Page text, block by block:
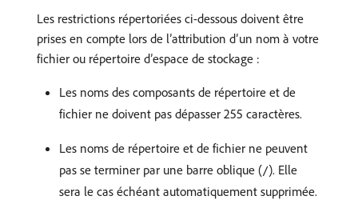
Les restrictions répertoriées ci-dessous doivent être
prises en compte lors de l’attribution d’un nom à votre
fichier ou répertoire d’espace de stockage :
Les noms des composants de répertoire et de
fichier ne doivent pas dépasser 255 caractères.
Les noms de répertoire et de fichier ne peuvent
pas se terminer par une barre oblique (/). Elle
sera le cas échéant automatiquement supprimée.